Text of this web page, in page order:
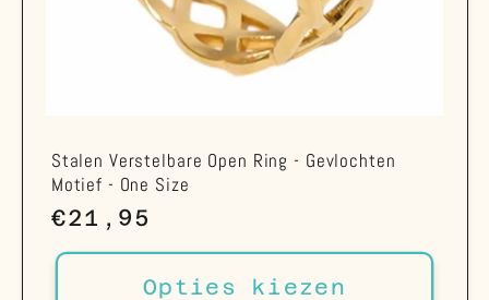
Stalen Verstelbare Open Ring - Gevlochten
Motief - One Size
Normale
prijs
€21,95
Opties kiezen